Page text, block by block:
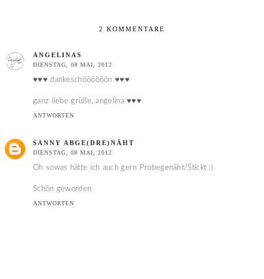
2 KOMMENTARE
ANGELINAS
DIENSTAG, 08 MAI, 2012
♥♥♥ dankeschöööööön ♥♥♥
ganz liebe grüße, angelina ♥♥♥
ANTWORTEN
SANNY ABGE(DRE)NÄHT
DIENSTAG, 08 MAI, 2012
Oh sowas hätte ich auch gern Probegenäht/Stickt :)
Schön geworden
ANTWORTEN